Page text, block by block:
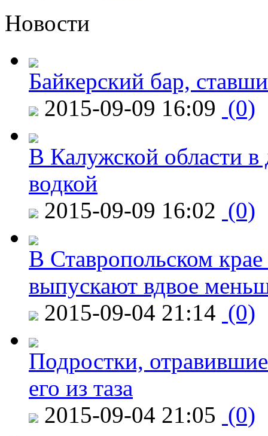
Новости
Байкерский бар,
2015-09-09 16:09 (0)
В Калужской области в
водкой
2015-09-09 16:02 (0)
В Ставропольском
выпускают вдвое
2015-09-04 21:14 (0)
Подростки,
его из таза
2015-09-04 21:05 (0)